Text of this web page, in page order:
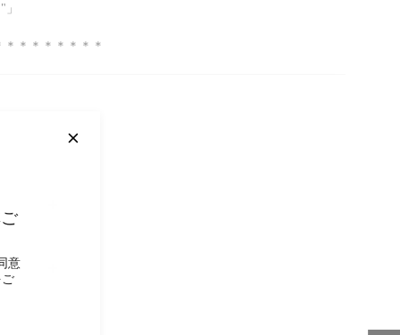
意
＊＊＊＊＊＊＊